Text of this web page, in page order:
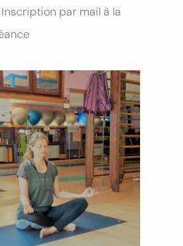
par mail à la